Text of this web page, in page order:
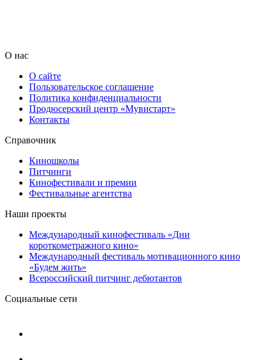
О нас
О сайте
Пользовательское соглашение
Политика конфиденциальности
Продюсерский центр «Мувистарт»
Контакты
Справочник
Киношколы
Питчинги
Кинофестивали и премии
Фестивальные агентства
Наши проекты
Международный кинофестиваль «Дни
короткометражного кино»
Международный фестиваль мотивационного кино
«Будем жить»
Всероссийский питчинг дебютантов
Социальные сети